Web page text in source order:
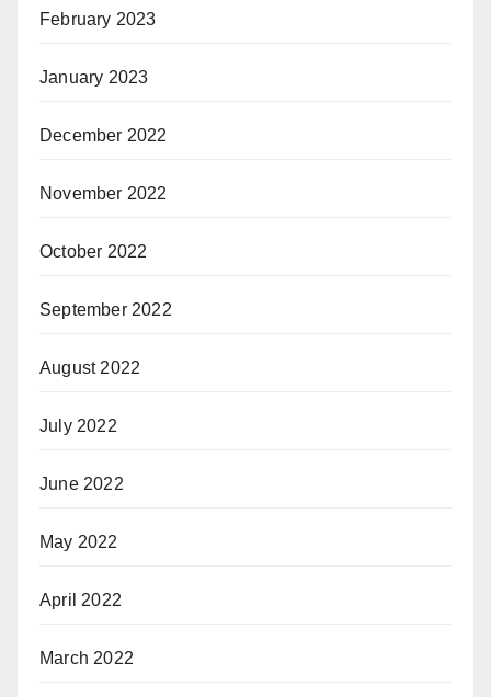
February 2023
January 2023
December 2022
November 2022
October 2022
September 2022
August 2022
July 2022
June 2022
May 2022
April 2022
March 2022